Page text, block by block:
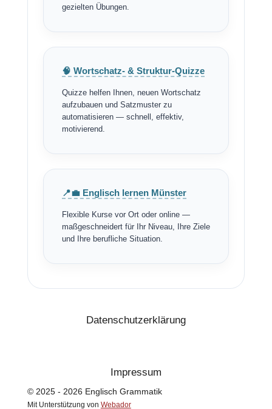
gezielten Übungen.
🧠 Wortschatz- & Struktur-Quizze
Quizze helfen Ihnen, neuen Wortschatz
aufzubauen und Satzmuster zu
automatisieren — schnell, effektiv,
motivierend.
📍💼 Englisch lernen Münster
Flexible Kurse vor Ort oder online —
maßgeschneidert für Ihr Niveau, Ihre Ziele
und Ihre berufliche Situation.
Datenschutzerklärung
Impressum
© 2025 - 2026 Englisch Grammatik
Mit Unterstützung von Webador